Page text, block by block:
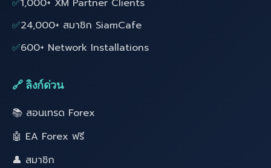
✅1,000+ XM Partner Clients
✅24,000+ สมาชิก SiamCafe
✅600+ Network Installations
🔗 ลิงก์ด่วน
📚 สอนเทรด Forex
🤖 EA Forex ฟรี
👤 สมาชิก